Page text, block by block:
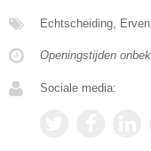
Echtscheiding,
Openingstijden
Sociale media: